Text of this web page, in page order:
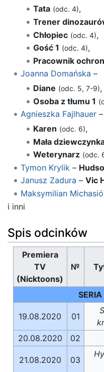
Tata (odc. 4),
Trener
Chłopiec (odc. 4),
Gość 1 (odc. 4),
Pracownik
Joanna Domańska –
Diane (odc. 5, 7-9),
Osoba z tłumu 1
Agnieszka Fajlhauer–
Karen (odc. 6),
Mała
Weterynarz (odc.
Tymon Krylik –
Janusz Zadura – Vic
Maksymilian
i inni
Spis odcinków
Premiera
TV
(Nicktoons)
№
19.08.2020 01
20.08.2020
02
21.08.2020 03